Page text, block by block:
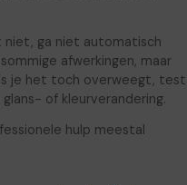
niet, ga niet automatisch
afwerkingen, maar
je het toch overweegt, test
of kleurverandering.
hulp meestal